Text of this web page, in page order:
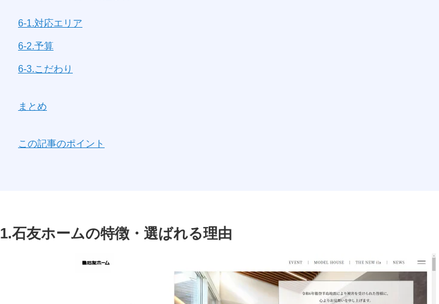
6-1.対応エリア
6-2.予算
6-3.こだわり
まとめ
この記事のポイント
1.石友ホームの特徴・選ばれる理由